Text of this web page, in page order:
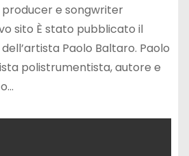
e songwriter
sito È stato pubblicato il
Paolo Baltaro. Paolo
polistrumentista, autore e